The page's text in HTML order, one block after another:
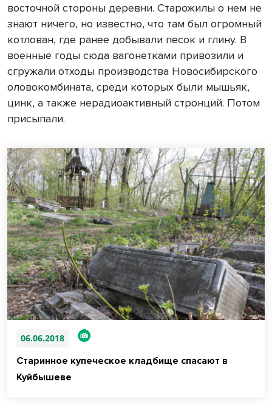
восточной стороны деревни. Старожилы о нем не
знают ничего, но известно, что там был огромный
котлован, где ранее добывали песок и глину. В
военные годы сюда вагонетками привозили и
сгружали отходы производства Новосибирского
оловокомбината, среди которых были мышьяк,
цинк, а также нерадиоактивный стронций. Потом
присыпали.
06.06.2018
Старинное купеческое кладбище спасают в
Куйбышеве